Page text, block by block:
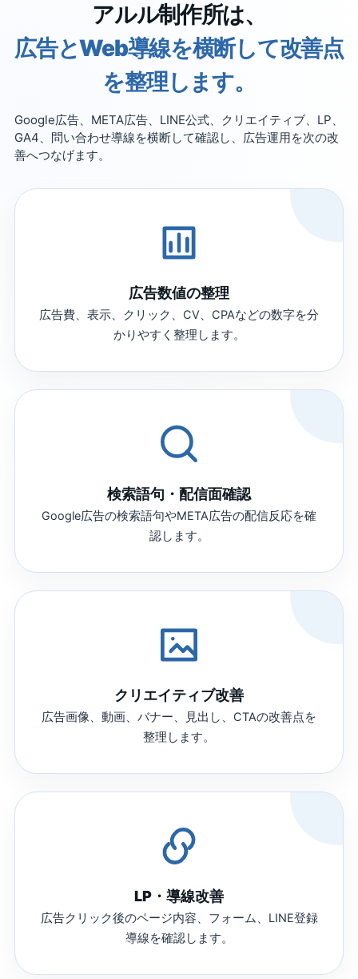
アルル制作所は、
広告とWeb導線を横断して改善点
を整理します。
Google広告、META広告、LINE公式、クリエイティブ、LP、
GA4、問い合わせ導線を横断して確認し、広告運用を次の改
善へつなげます。
広告数値の整理
広告費、表示、クリック、CV、CPAなどの数字を分
かりやすく整理します。
検索語句・配信面確認
Google広告の検索語句やMETA広告の配信反応を確
認します。
クリエイティブ改善
広告画像、動画、バナー、見出し、CTAの改善点を
整理します。
LP・導線改善
広告クリック後のページ内容、フォーム、LINE登録
導線を確認します。